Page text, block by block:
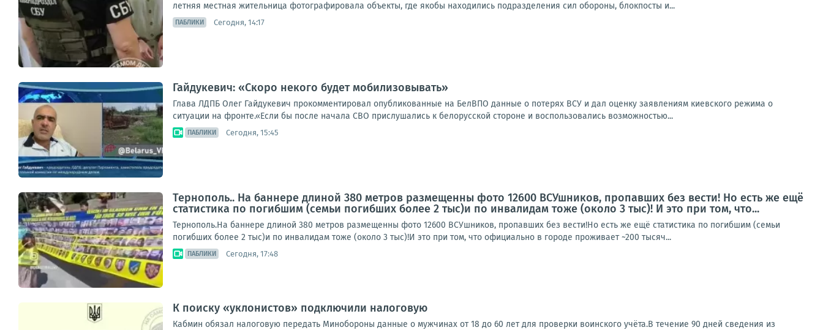
летняя местная жительница фотографировала объекты, где якобы находились подразделения сил обороны, блокпосты и...
ПАБЛИКИ Сегодня, 14:17
Гайдукевич: «Скоро некого будет мобилизовывать»
Глава ЛДПБ Олег Гайдукевич прокомментировал опубликованные на БелВПО данные о потерях ВСУ и дал оценку заявлениям киевского режима о
ситуации на фронте.«Если бы после начала СВО прислушались к белорусской стороне и воспользовались возможностью...
ПАБЛИКИ Сегодня, 15:45
Тернополь.. На баннере длиной 380 метров размещенны фото 12600 ВСУшников, пропавших без вести! Но есть же ещё
статистика по погибшим (семьи погибших более 2 тыс)и по инвалидам тоже (около 3 тыс)! И это при том, что...
Тернополь.На баннере длиной 380 метров размещенны фото 12600 ВСУшников, пропавших без вести!Но есть же ещё статистика по погибшим (семьи
погибших более 2 тыс)и по инвалидам тоже (около 3 тыс)!И это при том, что официально в городе проживает ~200 тысяч...
ПАБЛИКИ Сегодня, 17:48
К поиску «уклонистов» подключили налоговую
Кабмин обязал налоговую передать Минобороны данные о мужчинах от 18 до 60 лет для проверки воинского учёта.В течение 90 дней сведения из